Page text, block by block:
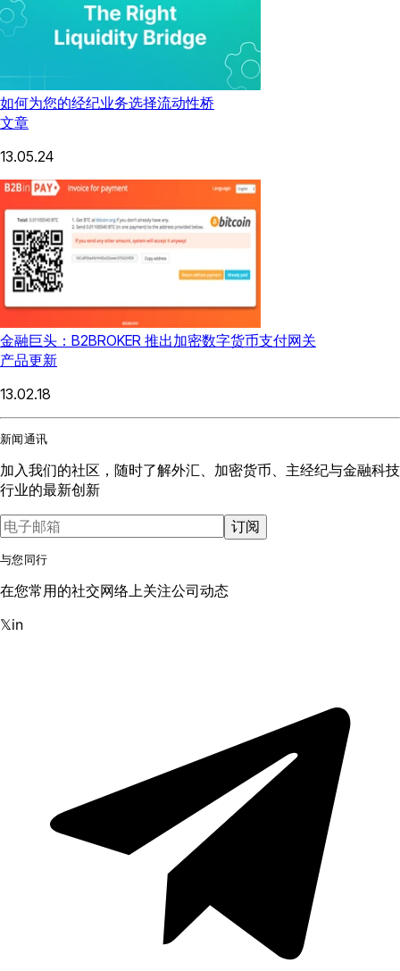
如何为您的经纪业务选择流动性桥
文章
13.05.24
金融巨头：B2BROKER 推出加密数字货币支付网关
产品更新
13.02.18
新闻通讯
加入我们的社区，随时了解外汇、加密货币、主经纪与金融科技
行业的最新创新
订阅
与您同行
在您常用的社交网络上关注公司动态
𝕏in